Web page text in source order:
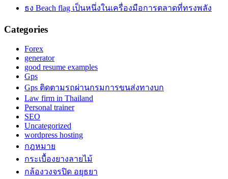
ธง Beach flag เป็นหนึ่งในเครื่องมือการตลาดที่ทรงพลัง
Categories
Forex
generator
good resume examples
Gps
Gps ติดตามรถผ่านกรมการขนส่งทางบก
Law firm in Thailand
Personal trainer
SEO
Uncategorized
wordpress hosting
กฎหมาย
กระเบื้องยางลายไม้
กล้องวงจรปิด อยุธยา